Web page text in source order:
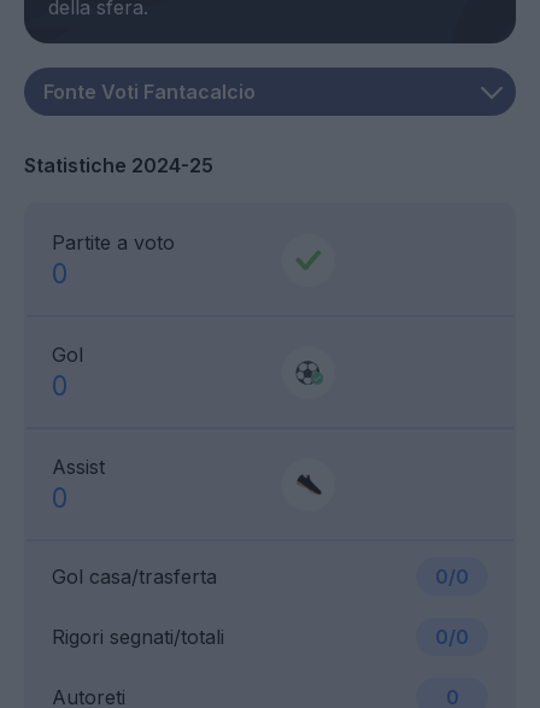
Statistiche 2024-25
Partite a voto
0
Gol
0
Assist
0
Gol casa/trasferta 0/0
Rigori segnati/totali 0/0
Autoreti 0